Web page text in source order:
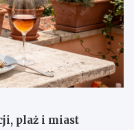
plaż i miast